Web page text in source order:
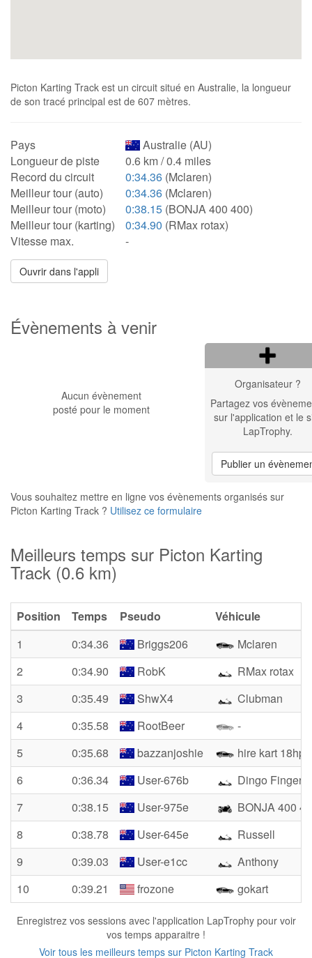
Picton Karting Track est un circuit situé en Australie, la longueur
de son tracé principal est de 607 mètres.
Pays
Australie (AU)
Longueur de piste
0.6 km / 0.4 miles
Record du circuit
0:34.36 (Mclaren)
Meilleur tour (auto)
0:34.36 (Mclaren)
Meilleur tour (moto)
0:38.15 (BONJA 400 400)
Meilleur tour (karting)
0:34.90 (RMax rotax)
Vitesse max.
-
Ouvrir dans l'appli
Évènements à venir
Aucun évènement
posté pour le moment
Organisateur ?
Partagez vos
sur l'application et le
LapTrophy.
Publier un
Vous souhaitez mettre en ligne vos évènements organisés sur
Picton Karting Track ? Utilisez ce formulaire
Meilleurs temps sur Picton Karting
Track (0.6 km)
Position Temps Pseudo
Véhicule
1
0:34.36 Briggs206
Mclaren
2
0:34.90 RobK
RMax rotax
3
0:35.49 ShwX4
Clubman
4
0:35.58 RootBeer
-
5
0:35.68 bazzanjoshie
hire kart 18hp
6
0:36.34 User-676b
Dingo Finger
7
0:38.15 User-975e
BONJA 400
8
0:38.78 User-645e
Russell
9
0:39.03 User-e1cc
Anthony
10
0:39.21 frozone gokart
Enregistrez vos sessions avec l'application LapTrophy pour voir
vos temps apparaitre !
Voir tous les meilleurs temps sur Picton Karting Track